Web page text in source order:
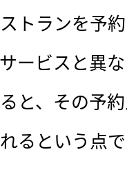
トランを予
ービスと異
と、その予
るという点